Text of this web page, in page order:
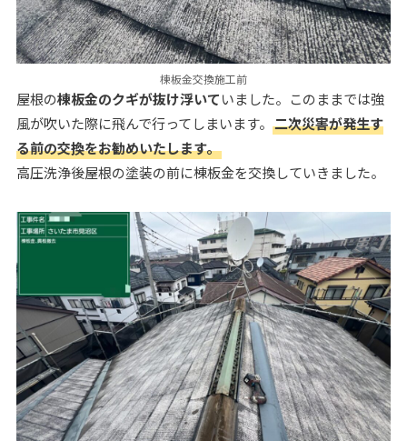
棟板金交換施工前
屋根の棟板金のクギが抜け浮いていました。このままでは強
風が吹いた際に飛んで行ってしまいます。 二次災害が発生す
る前の交換をお勧めいたします。
高圧洗浄後屋根の塗装の前に棟板金を交換していきました。